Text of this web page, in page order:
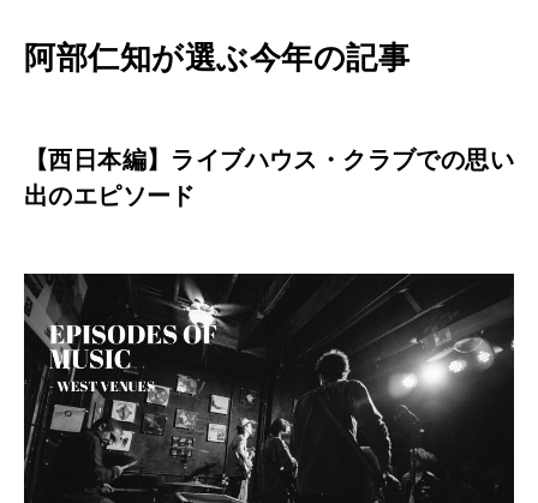
阿部仁知が選ぶ今年の記事
【西日本編】ライブハウス・クラブでの思い
出のエピソード